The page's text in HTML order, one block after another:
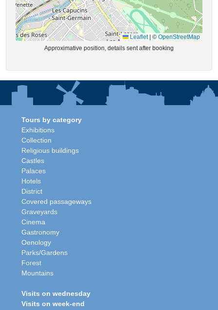
Leaflet © OpenStreetMap
Approximative position, details sent after booking
Tours by category
Exhibitions
Collection
Religious buildings
Castles
Palaces
Hotels
District
Covered passageways
Graveyards
Cinema
Gastronomy
Oenology
Parks/Gardens
Forest
Mountains
Visits on wednesday
Visits on week-end